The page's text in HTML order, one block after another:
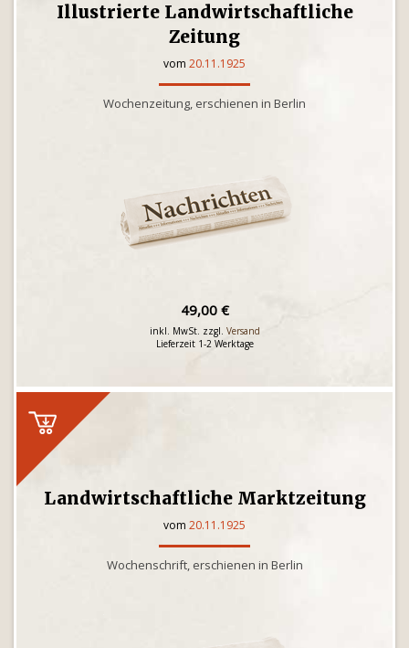
Illustrierte Landwirtschaftliche
Zeitung
vom 20.11.1925
Wochenzeitung, erschienen in Berlin
49,00 €
inkl. MwSt. zzgl. Versand
Lieferzeit 1-2 Werktage
Landwirtschaftliche Marktzeitung
vom 20.11.1925
Wochenschrift, erschienen in Berlin